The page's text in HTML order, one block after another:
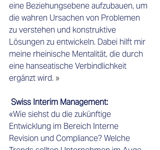
eine Beziehungsebene aufzubauen, um
die wahren Ursachen von Problemen
zu verstehen und konstruktive
Lösungen zu entwickeln. Dabei hilft mir
meine rheinische Mentalität, die durch
eine hanseatische Verbindlichkeit
ergänzt wird. »
Swiss Interim Management:
«Wie siehst du die zukünftige
Entwicklung im Bereich Interne
Revision und Compliance? Welche